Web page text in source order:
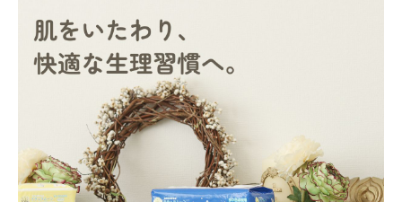
アルモニベルツ
コラム・スタッフのおすすめ
ご利用ガイド等
アカウント情報